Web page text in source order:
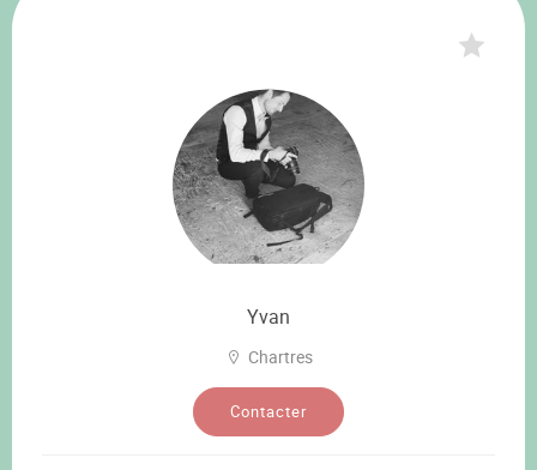
Yvan
Chartres
Contacter